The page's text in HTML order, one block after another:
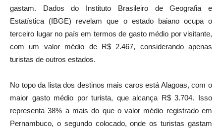
gastam. Dados do Instituto Brasileiro de Geografia e
Estatística (IBGE) revelam que o estado baiano ocupa o
terceiro lugar no país em termos de gasto médio por visitante,
com um valor médio de R$ 2.467, considerando apenas
turistas de outros estados.
No topo da lista dos destinos mais caros está Alagoas, com o
maior gasto médio por turista, que alcança R$ 3.704. Isso
representa 38% a mais do que o valor médio registrado em
Pernambuco, o segundo colocado, onde os turistas gastam